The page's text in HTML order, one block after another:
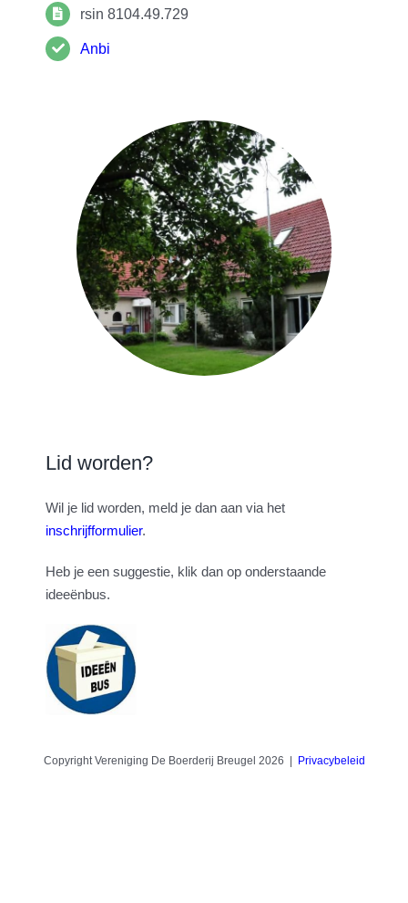
rsin 8104.49.729
Anbi
Lid worden?
Wil je lid worden, meld je dan aan via het
inschrijfformulier.
Heb je een suggestie, klik dan op onderstaande
ideeënbus.
Copyright Vereniging De Boerderij Breugel 2026 | Privacybeleid